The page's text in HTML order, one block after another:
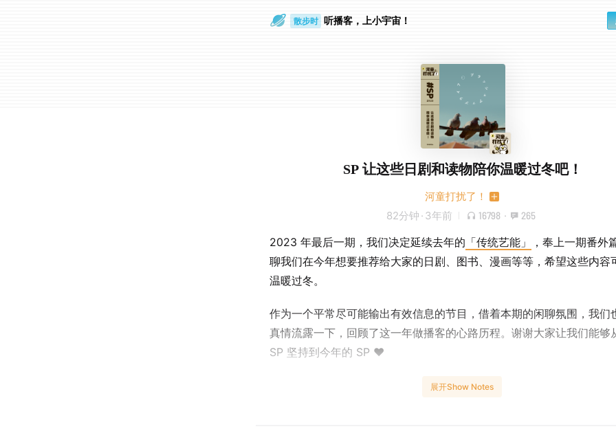
散步时 听播客，上小宇宙！
SP 让这些日剧和读物陪你温暖过冬吧！
河童打扰了！
82分钟 · 3年前 16798 · 265
2023 年最后一期，我们决定延续去年的 「传统艺能」
，奉上一期番外
聊我们在今年想要推荐给大家的日剧、图书、漫画等等，希望这些内容
温暖过冬。
作为一个平常尽可能输出有效信息的节目，借着本期的闲聊氛围，我们
真情流露一下，回顾了这一年做播客的心路历程。谢谢大家让我们能够
SP 坚持到今年的 SP ❤️
本期节目，我们也为大家准备了一个「躺岛牌熊抱披毯」作为互动小礼
展开Show Notes